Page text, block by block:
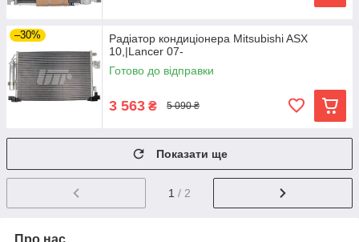
–30%
Радіатор кондиціонера Mitsubishi ASX
10,|Lancer 07-
Готово до відправки
3 563 ₴ 5 090 ₴
Показати ще
1 / 2
Про нас